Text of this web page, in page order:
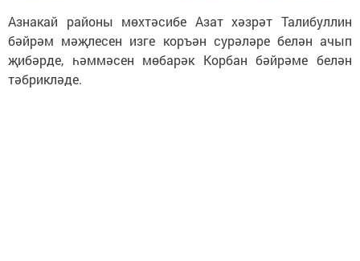
Азнакай районы мөхтәсибе Азат хәзрәт Талибуллин
бәйрәм мәҗлесен изге коръән сурәләре белән ачып
җибәрде, һәммәсен мөбарәк Корбан бәйрәме белән
тәбрикләде.